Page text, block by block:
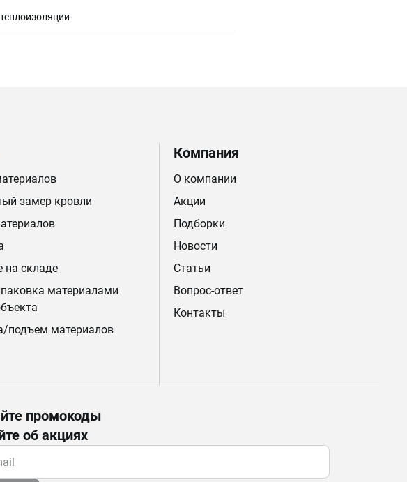
замер кровли
на складе
материалами
подъем материалов
Компания
О компании
Акции
Подборки
Новости
Статьи
Вопрос-ответ
Контакты
промокоды
об акциях